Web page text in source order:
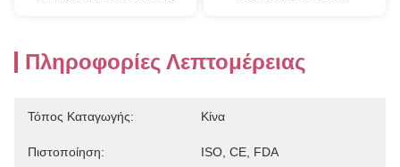
Πληροφορίες Λεπτομέρειας
Τόπος Καταγωγής: Κίνα
Πιστοποίηση: ISO, CE, FDA